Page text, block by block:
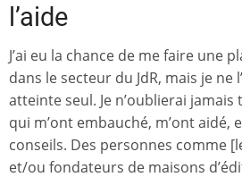
l’aide
J’ai eu la chance de me faire une
dans le secteur du JdR, mais je ne
atteinte seul. Je n’oublierai
qui m’ont embauché, m’ont aidé,
conseils. Des personnes comme
et/ou fondateurs de maisons